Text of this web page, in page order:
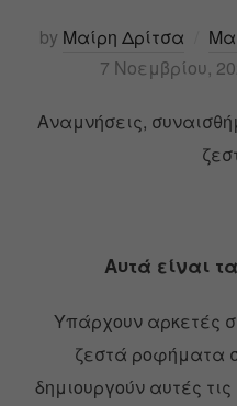
by Μαίρη Δρίτσα
7 Νοεμβρίου,
Αναμνήσεις,
Αυτά είναι
Υπάρχουν αρκετές
ζεστά ροφήματα
δημιουργούν αυτές